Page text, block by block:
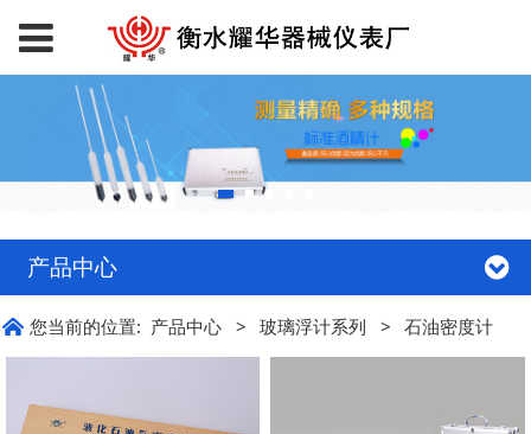
产品中心
您当前的位置: 产品中心 > 玻璃浮计系列 > 石油密度计